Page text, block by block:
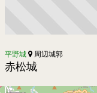
平野城 周辺城郭
赤松城